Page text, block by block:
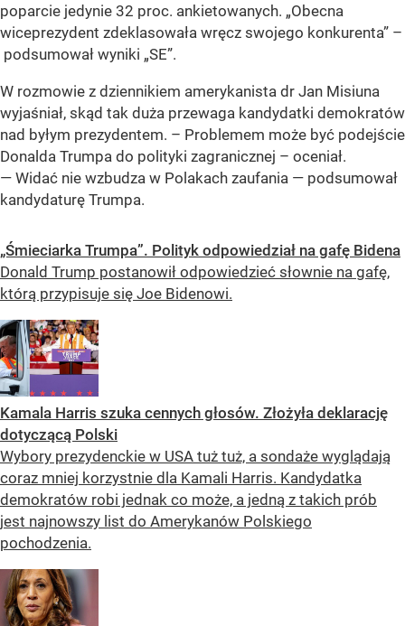
poparcie jedynie 32 proc. ankietowanych. „Obecna
wiceprezydent zdeklasowała wręcz swojego konkurenta” –
podsumował wyniki „SE”.
W rozmowie z dziennikiem amerykanista dr Jan Misiuna
wyjaśniał, skąd tak duża przewaga kandydatki demokratów
nad byłym prezydentem. – Problemem może być podejście
Donalda Trumpa do polityki zagranicznej – oceniał.
— Widać nie wzbudza w Polakach zaufania — podsumował
kandydaturę Trumpa.
„Śmieciarka Trumpa”. Polityk odpowiedział na gafę Bidena
Donald Trump postanowił odpowiedzieć słownie na gafę,
którą przypisuje się Joe Bidenowi.
Kamala Harris szuka cennych głosów. Złożyła deklarację
dotyczącą Polski
Wybory prezydenckie w USA tuż tuż, a sondaże wyglądają
coraz mniej korzystnie dla Kamali Harris. Kandydatka
demokratów robi jednak co może, a jedną z takich prób
jest najnowszy list do Amerykanów Polskiego
pochodzenia.